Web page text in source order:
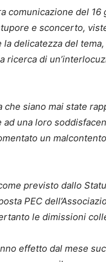
comunicazione del
e sconcerto,
delicatezza del
ricerca di
siano mai state
una loro
un
previsto dallo
PEC
le dimissioni
effetto dal mese